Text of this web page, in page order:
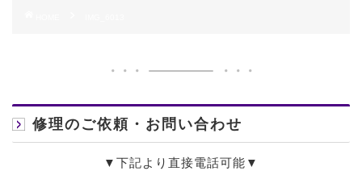
修理のご依頼・お問い合わせ
▼下記より直接電話可能▼